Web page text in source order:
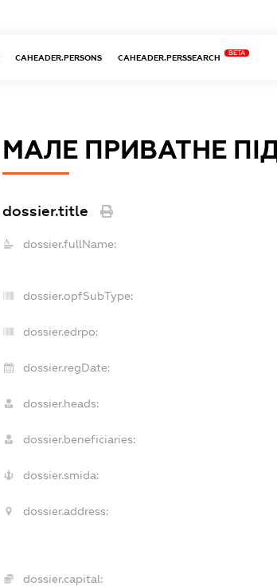
CAHEADER.PERSONS CAHEADER.PERSSEARCH
BETA
МАЛЕ ПРИВАТНЕ
dossier.title
dossier.fullName:
dossier.opfSubType:
dossier.edrpo:
dossier.regDate:
dossier.heads:
dossier.beneficiaries:
dossier.smida:
dossier.address:
dossier.capital: